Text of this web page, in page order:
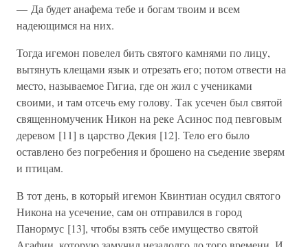
— Да будет анафема тебе и богам твоим и всем
надеющимся на них.
Тогда игемон повелел бить святого камнями по лицу,
вытянуть клещами язык и отрезать его; потом отвести на
место, называемое Гигиа, где он жил с учениками
своими, и там отсечь ему голову. Так усечен был святой
священномученик Никон на реке Асинос под певговым
деревом [11] в царство Декия [12]. Тело его было
оставлено без погребения и брошено на съедение зверям
и птицам.
В тот день, в который игемон Квинтиан осудил святого
Никона на усечение, сам он отправился в город
Панормус [13], чтобы взять себе имущество святой